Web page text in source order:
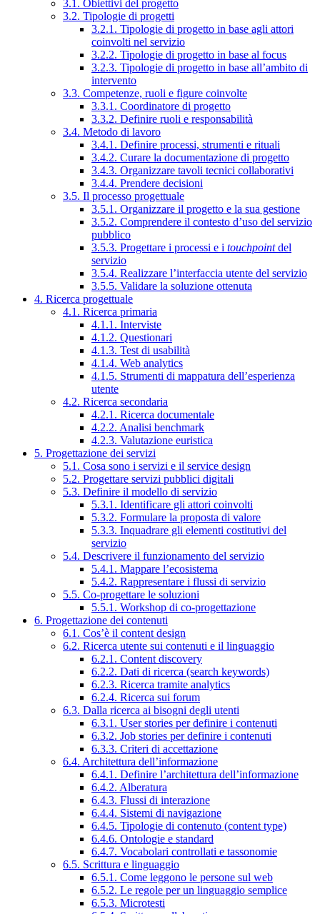
3.1. Obiettivi del progetto
3.2. Tipologie di progetti
3.2.1. Tipologie di progetto in base agli attori
coinvolti nel servizio
3.2.2. Tipologie di progetto in base al focus
3.2.3. Tipologie di progetto in base all’ambito di
intervento
3.3. Competenze, ruoli e figure coinvolte
3.3.1. Coordinatore di progetto
3.3.2. Definire ruoli e responsabilità
3.4. Metodo di lavoro
3.4.1. Definire processi, strumenti e rituali
3.4.2. Curare la documentazione di progetto
3.4.3. Organizzare tavoli tecnici collaborativi
3.4.4. Prendere decisioni
3.5. Il processo progettuale
3.5.1. Organizzare il progetto e la sua gestione
3.5.2. Comprendere il contesto d’uso del servizio
pubblico
3.5.3. Progettare i processi e i touchpointdel
servizio
3.5.4. Realizzare l’interfaccia utente del servizio
3.5.5. Validare la soluzione ottenuta
4. Ricerca progettuale
4.1. Ricerca primaria
4.1.1. Interviste
4.1.2. Questionari
4.1.3. Test di usabilità
4.1.4. Web analytics
4.1.5. Strumenti di mappatura dell’esperienza
utente
4.2. Ricerca secondaria
4.2.1. Ricerca documentale
4.2.2. Analisi benchmark
4.2.3. Valutazione euristica
5. Progettazione dei servizi
5.1. Cosa sono i servizi e il service design
5.2. Progettare servizi pubblici digitali
5.3. Definire il modello di servizio
5.3.1. Identificare gli attori coinvolti
5.3.2. Formulare la proposta di valore
5.3.3. Inquadrare gli elementi costitutivi del
servizio
5.4. Descrivere il funzionamento del servizio
5.4.1. Mappare l’ecosistema
5.4.2. Rappresentare i flussi di servizio
5.5. Co-progettare le soluzioni
5.5.1. Workshop di co-progettazione
6. Progettazione dei contenuti
6.1. Cos’è il content design
6.2. Ricerca utente sui contenuti e il linguaggio
6.2.1. Content discovery
6.2.2. Dati di ricerca (search keywords)
6.2.3. Ricerca tramite analytics
6.2.4. Ricerca sui forum
6.3. Dalla ricerca ai bisogni degli utenti
6.3.1. User stories per definire i contenuti
6.3.2. Job stories per definire i contenuti
6.3.3. Criteri di accettazione
6.4. Architettura dell’informazione
6.4.1. Definire l’architettura dell’informazione
6.4.2. Alberatura
6.4.3. Flussi di interazione
6.4.4. Sistemi di navigazione
6.4.5. Tipologie di contenuto (content type)
6.4.6. Ontologie e standard
6.4.7. Vocabolari controllati e tassonomie
6.5. Scrittura e linguaggio
6.5.1. Come leggono le persone sul web
6.5.2. Le regole per un linguaggio semplice
6.5.3. Microtesti